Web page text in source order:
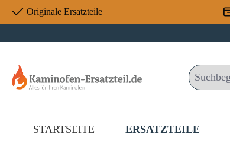
Hauptinhalt springen
Zur Suche springen
Zur Hauptnavigation springen
Originale Ersatzteile
STARTSEITE ERSATZTEILE